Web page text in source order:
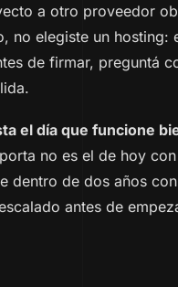
a otro proveedor
no elegiste un hosting:
de firmar, preguntá
el día que funcione
no es el de hoy
dentro de dos años
antes de